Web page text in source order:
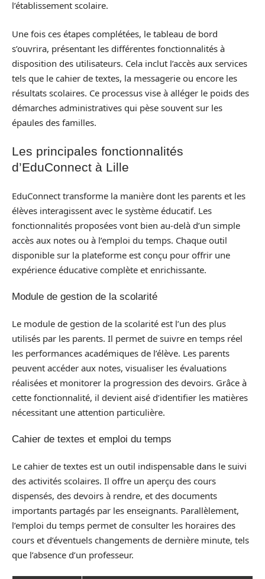
l’établissement scolaire.
Une fois ces étapes complétées, le tableau de bord
s’ouvrira, présentant les différentes fonctionnalités à
disposition des utilisateurs. Cela inclut l’accès aux services
tels que le cahier de textes, la messagerie ou encore les
résultats scolaires. Ce processus vise à alléger le poids des
démarches administratives qui pèse souvent sur les
épaules des familles.
Les principales fonctionnalités
d’EduConnect à Lille
EduConnect transforme la manière dont les parents et les
élèves interagissent avec le système éducatif. Les
fonctionnalités proposées vont bien au-delà d’un simple
accès aux notes ou à l’emploi du temps. Chaque outil
disponible sur la plateforme est conçu pour offrir une
expérience éducative complète et enrichissante.
Module de gestion de la scolarité
Le module de gestion de la scolarité est l’un des plus
utilisés par les parents. Il permet de suivre en temps réel
les performances académiques de l’élève. Les parents
peuvent accéder aux notes, visualiser les évaluations
réalisées et monitorer la progression des devoirs. Grâce à
cette fonctionnalité, il devient aisé d’identifier les matières
nécessitant une attention particulière.
Cahier de textes et emploi du temps
Le cahier de textes est un outil indispensable dans le suivi
des activités scolaires. Il offre un aperçu des cours
dispensés, des devoirs à rendre, et des documents
importants partagés par les enseignants. Parallèlement,
l’emploi du temps permet de consulter les horaires des
cours et d’éventuels changements de dernière minute, tels
que l’absence d’un professeur.